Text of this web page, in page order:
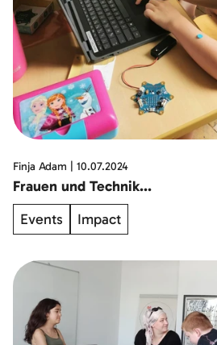
Finja Adam 10.07.2024
Frauen und Technik...
Events
Impact